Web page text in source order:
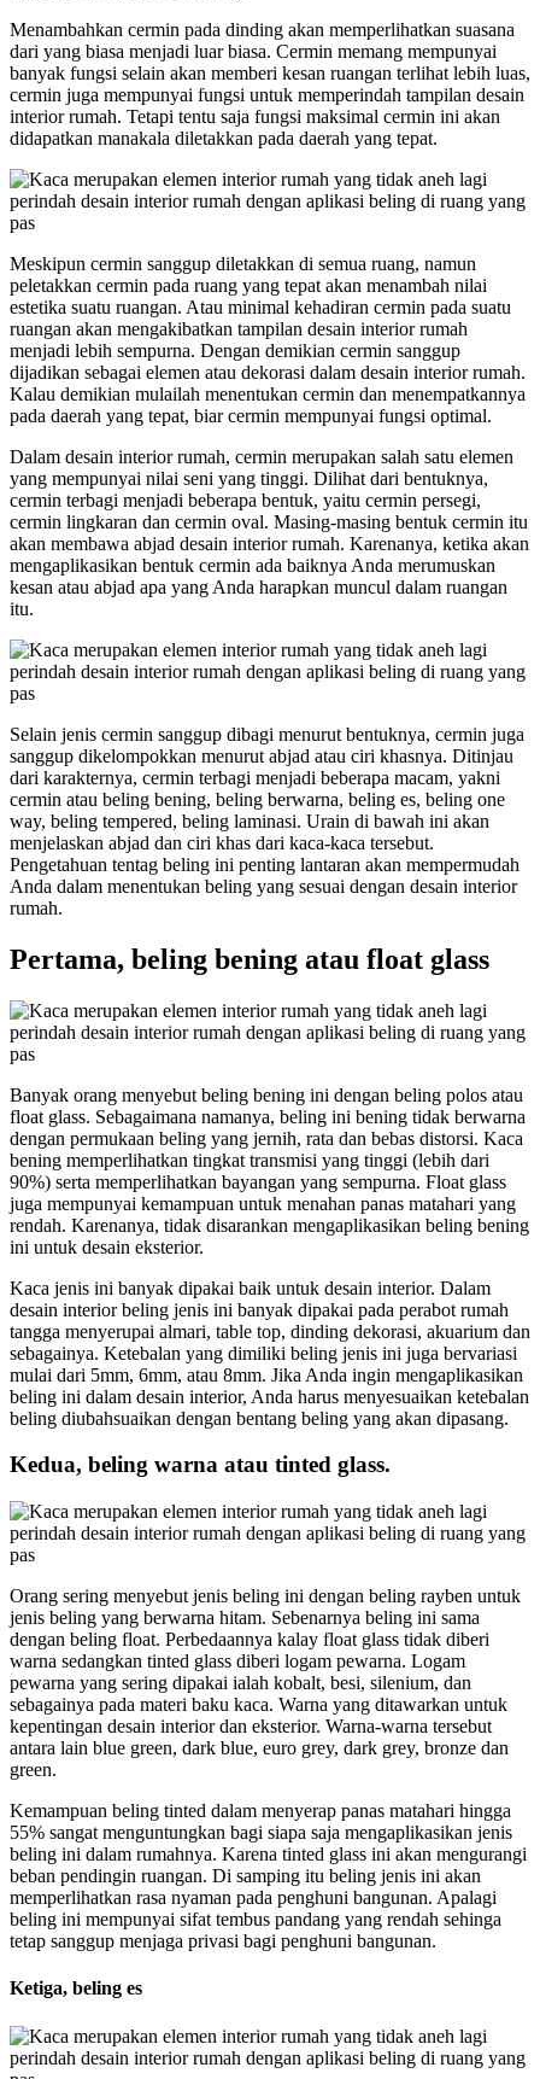
Menambahkan cermin pada dinding akan memperlihatkan suasana
dari yang biasa menjadi luar biasa. Cermin memang mempunyai
banyak fungsi selain akan memberi kesan ruangan terlihat lebih luas,
cermin juga mempunyai fungsi untuk memperindah tampilan desain
interior rumah. Tetapi tentu saja fungsi maksimal cermin ini akan
didapatkan manakala diletakkan pada daerah yang tepat.
Meskipun cermin sanggup diletakkan di semua ruang, namun
peletakkan cermin pada ruang yang tepat akan menambah nilai
estetika suatu ruangan. Atau minimal kehadiran cermin pada suatu
ruangan akan mengakibatkan tampilan desain interior rumah
menjadi lebih sempurna. Dengan demikian cermin sanggup
dijadikan sebagai elemen atau dekorasi dalam desain interior rumah.
Kalau demikian mulailah menentukan cermin dan menempatkannya
pada daerah yang tepat, biar cermin mempunyai fungsi optimal.
Dalam desain interior rumah, cermin merupakan salah satu elemen
yang mempunyai nilai seni yang tinggi. Dilihat dari bentuknya,
cermin terbagi menjadi beberapa bentuk, yaitu cermin persegi,
cermin lingkaran dan cermin oval. Masing-masing bentuk cermin itu
akan membawa abjad desain interior rumah. Karenanya, ketika akan
mengaplikasikan bentuk cermin ada baiknya Anda merumuskan
kesan atau abjad apa yang Anda harapkan muncul dalam ruangan
itu.
Selain jenis cermin sanggup dibagi menurut bentuknya, cermin juga
sanggup dikelompokkan menurut abjad atau ciri khasnya. Ditinjau
dari karakternya, cermin terbagi menjadi beberapa macam, yakni
cermin atau beling bening, beling berwarna, beling es, beling one
way, beling tempered, beling laminasi. Urain di bawah ini akan
menjelaskan abjad dan ciri khas dari kaca-kaca tersebut.
Pengetahuan tentag beling ini penting lantaran akan mempermudah
Anda dalam menentukan beling yang sesuai dengan desain interior
rumah.
Pertama, beling bening atau float glass
Banyak orang menyebut beling bening ini dengan beling polos atau
float glass. Sebagaimana namanya, beling ini bening tidak berwarna
dengan permukaan beling yang jernih, rata dan bebas distorsi. Kaca
bening memperlihatkan tingkat transmisi yang tinggi (lebih dari
90%) serta memperlihatkan bayangan yang sempurna. Float glass
juga mempunyai kemampuan untuk menahan panas matahari yang
rendah. Karenanya, tidak disarankan mengaplikasikan beling bening
ini untuk desain eksterior.
Kaca jenis ini banyak dipakai baik untuk desain interior. Dalam
desain interior beling jenis ini banyak dipakai pada perabot rumah
tangga menyerupai almari, table top, dinding dekorasi, akuarium dan
sebagainya. Ketebalan yang dimiliki beling jenis ini juga bervariasi
mulai dari 5mm, 6mm, atau 8mm. Jika Anda ingin mengaplikasikan
beling ini dalam desain interior, Anda harus menyesuaikan ketebalan
beling diubahsuaikan dengan bentang beling yang akan dipasang.
Kedua, beling warna atau tinted glass.
Orang sering menyebut jenis beling ini dengan beling rayben untuk
jenis beling yang berwarna hitam. Sebenarnya beling ini sama
dengan beling float. Perbedaannya kalay float glass tidak diberi
warna sedangkan tinted glass diberi logam pewarna. Logam
pewarna yang sering dipakai ialah kobalt, besi, silenium, dan
sebagainya pada materi baku kaca. Warna yang ditawarkan untuk
kepentingan desain interior dan eksterior. Warna-warna tersebut
antara lain blue green, dark blue, euro grey, dark grey, bronze dan
green.
Kemampuan beling tinted dalam menyerap panas matahari hingga
55% sangat menguntungkan bagi siapa saja mengaplikasikan jenis
beling ini dalam rumahnya. Karena tinted glass ini akan mengurangi
beban pendingin ruangan. Di samping itu beling jenis ini akan
memperlihatkan rasa nyaman pada penghuni bangunan. Apalagi
beling ini mempunyai sifat tembus pandang yang rendah sehinga
tetap sanggup menjaga privasi bagi penghuni bangunan.
Ketiga, beling es